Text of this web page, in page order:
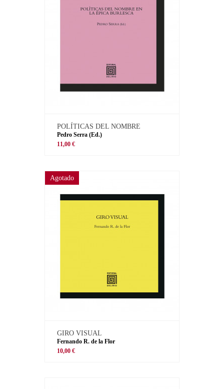
POLÍTICAS DEL NOMBRE
Pedro Serra (Ed.)
11,00 €
Agotado
GIRO VISUAL
Fernando R. de la Flor
10,00 €